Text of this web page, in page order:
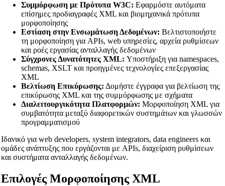
Συμμόρφωση με Πρότυπα W3C: Εφαρμόστε αυτόματα
επίσημες προδιαγραφές XML και βιομηχανικά πρότυπα
μορφοποίησης
Εστίαση στην Ενσωμάτωση Δεδομένων: Βελτιστοποιήστε
τη μορφοποίηση για APIs, web υπηρεσίες, αρχεία ρυθμίσεων
και ροές εργασίας ανταλλαγής δεδομένων
Σύγχρονες Δυνατότητες XML: Υποστήριξη για namespaces,
schemas, XSLT και προηγμένες τεχνολογίες επεξεργασίας
XML
Βελτίωση Επικύρωσης: Δομήστε έγγραφα για βελτίωση της
επικύρωσης XML και της συμμόρφωσης με σχήματα
Διαλειτουργικότητα Πλατφορμών: Μορφοποίηση XML για
συμβατότητα μεταξύ διαφορετικών συστημάτων και γλωσσών
προγραμματισμού
Ιδανικό για web developers, system integrators, data engineers και
ομάδες ανάπτυξης που εργάζονται με APIs, διαχείριση ρυθμίσεων
και συστήματα ανταλλαγής δεδομένων.
Επιλογές Μορφοποίησης XML